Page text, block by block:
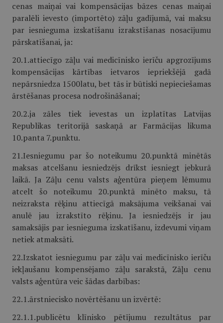
cenas maiņai vai kompensācijas bāzes cenas maiņai
paralēli ievesto (importēto) zāļu gadījumā, vai maksu
par iesnieguma izskatīšanu izrakstīšanas nosacījumu
pārskatīšanai, ja:
20.1.attiecīgo zāļu vai medicīnisko ierīču apgrozījums
kompensācijas kārtības ietvaros iepriekšējā gadā
nepārsniedza 1500latu, bet tās ir būtiski nepieciešamas
ārstēšanas procesa nodrošināšanai;
20.2.ja zāles tiek ievestas un izplatītas Latvijas
Republikas teritorijā saskaņā ar Farmācijas likuma
10.panta 7.punktu.
21.Iesniegumu par šo noteikumu 20.punktā minētās
maksas atcelšanu iesniedzējs drīkst iesniegt jebkurā
laikā. Ja Zāļu cenu valsts aģentūra pieņem lēmumu
atcelt šo noteikumu 20.punktā minēto maksu, tā
neizraksta rēķinu attiecīgā maksājuma veikšanai vai
anulē jau izrakstīto rēķinu. Ja iesniedzējs ir jau
samaksājis par iesnieguma izskatīšanu, izdevumi viņam
netiek atmaksāti.
22.Izskatot iesniegumu par zāļu vai medicīnisko ierīču
iekļaušanu kompensējamo zāļu sarakstā, Zāļu cenu
valsts aģentūra veic šādas darbības:
22.1.ārstniecisko novērtēšanu un izvērtē:
22.1.1.publicētu klīnisko pētījumu rezultātus par